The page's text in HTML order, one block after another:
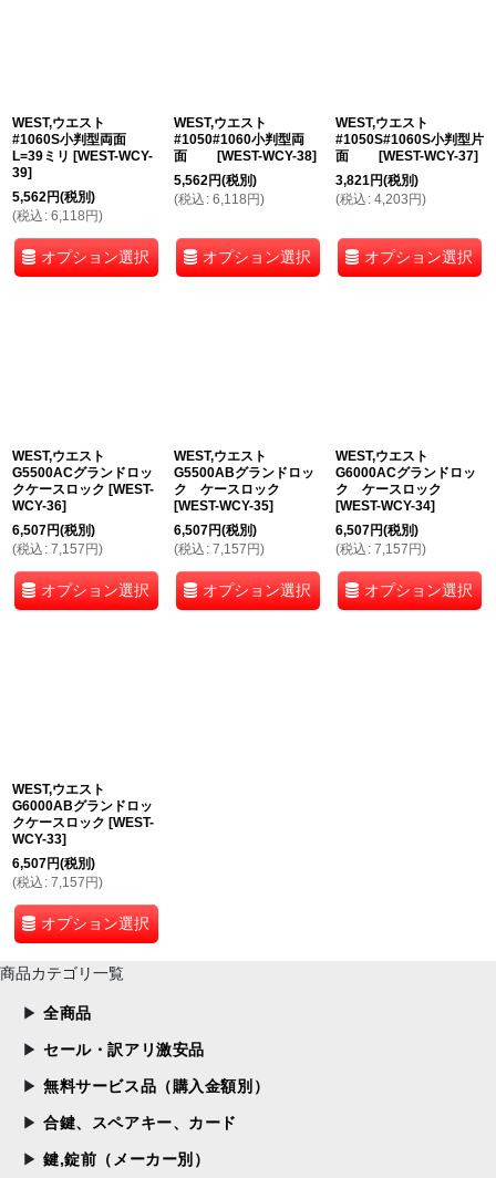
WEST,ウエスト
#1060S小判型両面
L=39ミリ [WEST-WCY-
39]
5,562円(税別)
(税込 : 6,118円)
オプション選択
WEST,ウエスト
#1050#1060小判型両
面
[WEST-WCY-38]
5,562円(税別)
(税込 : 6,118円)
オプション選択
WEST,ウエスト
#1050S#1060S小判型片
面
[WEST-WCY-37]
3,821円(税別)
(税込 : 4,203円)
オプション選択
WEST,ウエスト
G5500ACグランドロッ
クケースロック [WEST-
WCY-36]
6,507円(税別)
(税込 : 7,157円)
オプション選択
WEST,ウエスト
G5500ABグランドロッ
ク ケースロック
[WEST-WCY-35]
6,507円(税別)
(税込 : 7,157円)
オプション選択
WEST,ウエスト
G6000ACグランドロッ
ク ケースロック
[WEST-WCY-34]
6,507円(税別)
(税込 : 7,157円)
オプション選択
WEST,ウエスト
G6000ABグランドロッ
クケースロック [WEST-
WCY-33]
6,507円(税別)
(税込 : 7,157円)
オプション選択
商品カテゴリ一覧
全商品
セール・訳アリ激安品
無料サービス品（購入金額別）
合鍵、スペアキー、カード
鍵,錠前（メーカー別）